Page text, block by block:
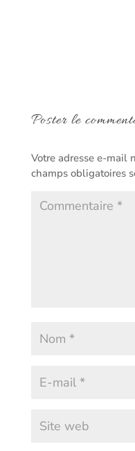
Poster le
Votre adresse e-mail
champs obligatoires